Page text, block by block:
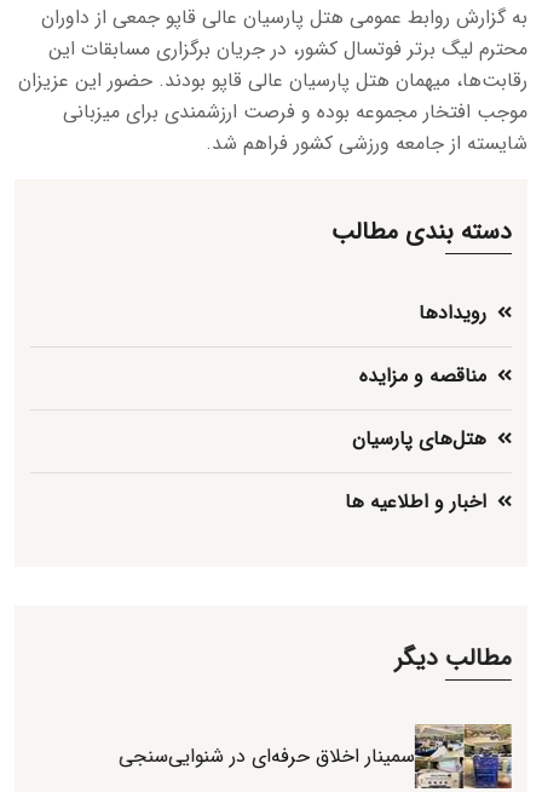
دسته بندی مطالب
رویدادها
مناقصه و مزایده
هتل‌های پارسیان
اخبار و اطلاعیه ها
مطالب دیگر
سمینار اخلاق حرفه‌ای در شنوایی‌سنجی
به گزارش روابط عمومی هتل پارسیان عالی قاپو جمعی از داوران
محترم لیگ برتر فوتسال کشور، در جریان برگزاری مسابقات این
رقابت‌ها، میهمان هتل پارسیان عالی قاپو بودند. حضور این عزیزان
موجب افتخار مجموعه بوده و فرصت ارزشمندی برای میزبانی
شایسته از جامعه ورزشی کشور فراهم شد.